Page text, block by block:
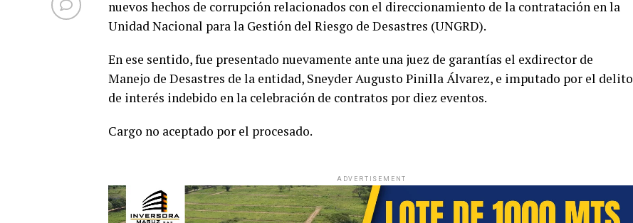
nuevos hechos de corrupción relacionados con el direccionamiento de la contratación en la
Unidad Nacional para la Gestión del Riesgo de Desastres (UNGRD).
En ese sentido, fue presentado nuevamente ante una juez de garantías el exdirector de
Manejo de Desastres de la entidad, Sneyder Augusto Pinilla Álvarez, e imputado por el delito
de interés indebido en la celebración de contratos por diez eventos.
Cargo no aceptado por el procesado.
ADVERTISEMENT